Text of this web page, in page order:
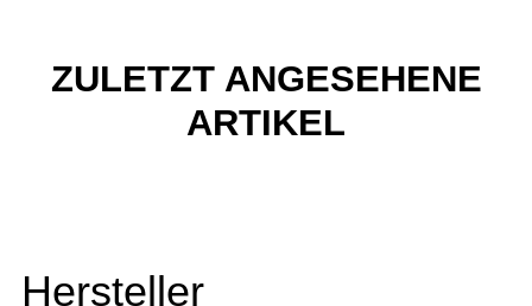
ZULETZT ANGESEHENE
ARTIKEL
Hersteller